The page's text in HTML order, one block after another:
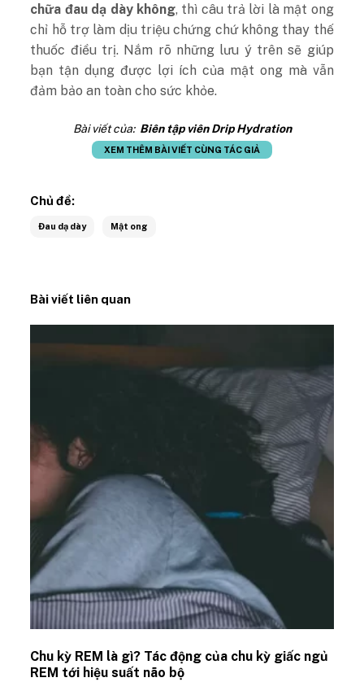
chữa đau dạ dày không, thì câu trả lời là mật ong
chỉ hỗ trợ làm dịu triệu chứng chứ không thay thế
thuốc điều trị. Nắm rõ những lưu ý trên sẽ giúp
bạn tận dụng được lợi ích của mật ong mà vẫn
đảm bảo an toàn cho sức khỏe.
Bài viết của: Biên tập viên Drip Hydration
XEM THÊM BÀI VIẾT CÙNG TÁC GIẢ
Chủ đề:
Đau dạ dày Mật ong
Bài viết liên quan
Chu kỳ REM là gì? Tác động của chu kỳ giấc ngủ
REM tới hiệu suất não bộ